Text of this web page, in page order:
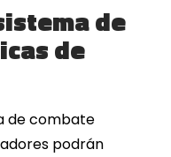
de
de
de combate
podrán